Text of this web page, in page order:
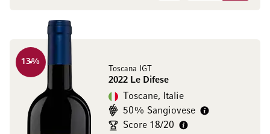
Toscana IGT
2022 Le Difese
13%
Toscane, Italie
50% Sangiovese
Score 18/20